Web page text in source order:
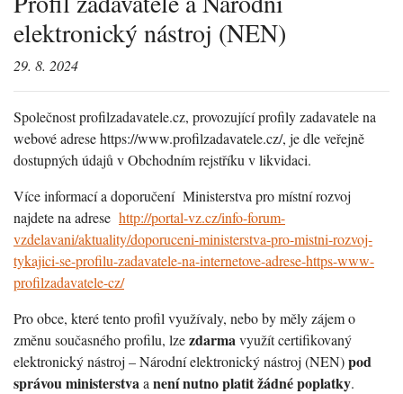
elektronický nástroj (NEN)
29. 8. 2024
Společnost profilzadavatele.cz, provozující profily zadavatele na
webové adrese https://www.profilzadavatele.cz/, je dle veřejně
dostupných údajů v Obchodním rejstříku v likvidaci.
Více informací a doporučení Ministerstva pro místní rozvoj
najdete na adrese http://portal-vz.cz/info-forum-
vzdelavani/aktuality/doporuceni-ministerstva-pro-mistni-rozvoj-
tykajici-se-profilu-zadavatele-na-internetove-adrese-https-www-
profilzadavatele-cz/
Pro obce, které tento profil využívaly, nebo by měly zájem o
změnu současného profilu, lzezdarmavyužít certifikovaný
elektronický nástroj – Národní elektronický nástroj (NEN)pod
správou ministerstvaa není nutno platit žádné poplatky.